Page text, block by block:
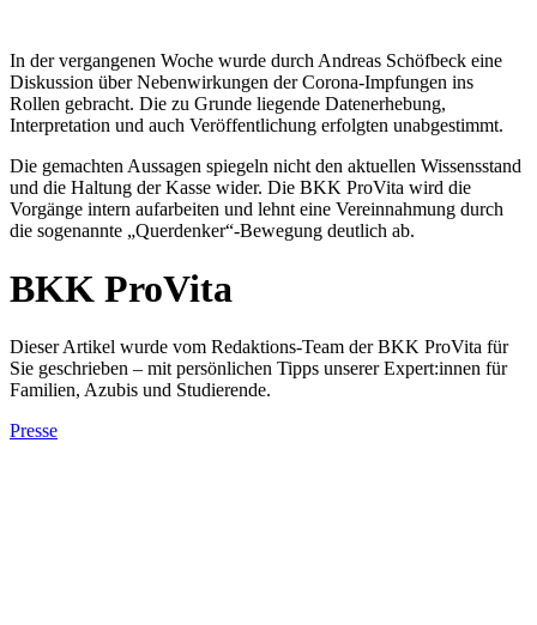
In der vergangenen Woche wurde durch Andreas Schöfbeck eine
Diskussion über Nebenwirkungen der Corona-Impfungen ins
Rollen gebracht. Die zu Grunde liegende Datenerhebung,
Interpretation und auch Veröffentlichung erfolgten unabgestimmt.
Die gemachten Aussagen spiegeln nicht den aktuellen Wissensstand
und die Haltung der Kasse wider. Die BKK ProVita wird die
Vorgänge intern aufarbeiten und lehnt eine Vereinnahmung durch
die sogenannte „Querdenker“-Bewegung deutlich ab.
BKK ProVita
Dieser Artikel wurde vom Redaktions-Team der BKK ProVita für
Sie geschrieben – mit persönlichen Tipps unserer Expert:innen für
Familien, Azubis und Studierende.
Presse